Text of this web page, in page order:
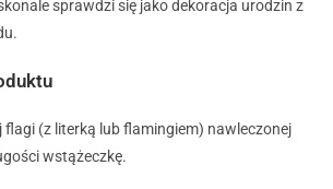
sprawdzi się jako dekoracja urodzin z
flagi (z literką lub flamingiem) nawleczonej
wstążeczkę.